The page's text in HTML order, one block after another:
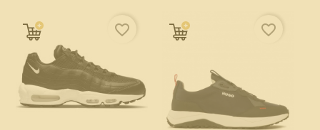
favorite_border favorite_border